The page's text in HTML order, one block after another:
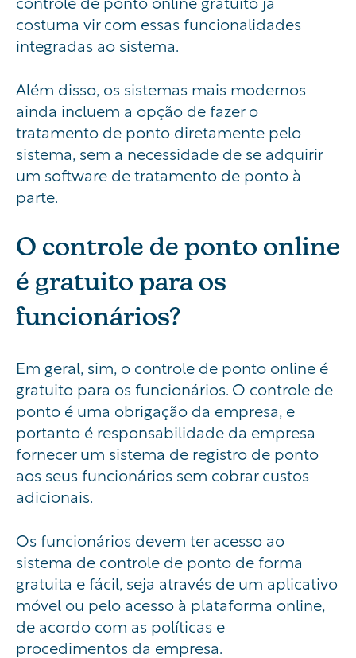
costuma vir com essas funcionalidades
integradas ao sistema.
Além disso, os sistemas mais modernos
ainda incluem a opção de fazer o
tratamento de ponto diretamente pelo
sistema, sem a necessidade de se adquirir
um software de tratamento de ponto à
parte.
O controle de ponto online
é gratuito para os
funcionários?
Em geral, sim, o controle de ponto online é
gratuito para os funcionários. O controle de
ponto é uma obrigação da empresa, e
portanto é responsabilidade da empresa
fornecer um sistema de registro de ponto
aos seus funcionários sem cobrar custos
adicionais.
Os funcionários devem ter acesso ao
sistema de controle de ponto de forma
gratuita e fácil, seja através de um aplicativo
móvel ou pelo acesso à plataforma online,
de acordo com as políticas e
procedimentos da empresa.